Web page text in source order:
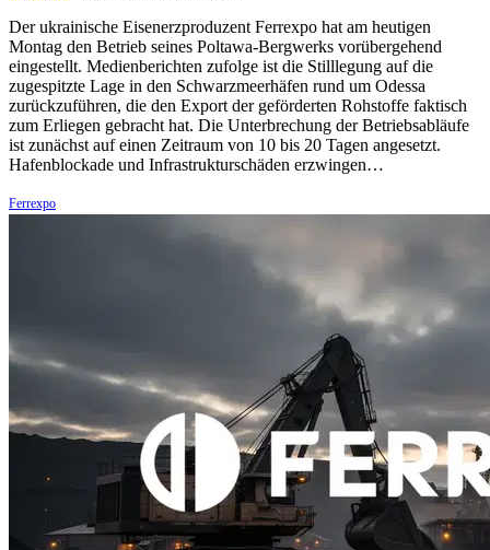
Der ukrainische Eisenerzproduzent Ferrexpo hat am heutigen
Montag den Betrieb seines Poltawa-Bergwerks vorübergehend
eingestellt. Medienberichten zufolge ist die Stilllegung auf die
zugespitzte Lage in den Schwarzmeerhäfen rund um Odessa
zurückzuführen, die den Export der geförderten Rohstoffe faktisch
zum Erliegen gebracht hat. Die Unterbrechung der Betriebsabläufe
ist zunächst auf einen Zeitraum von 10 bis 20 Tagen angesetzt.
Hafenblockade und Infrastrukturschäden erzwingen…
Ferrexpo